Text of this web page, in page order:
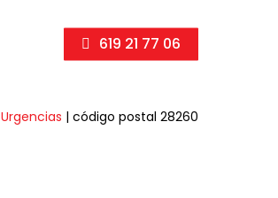
619 21 77 06
Urgencias | código postal 28260